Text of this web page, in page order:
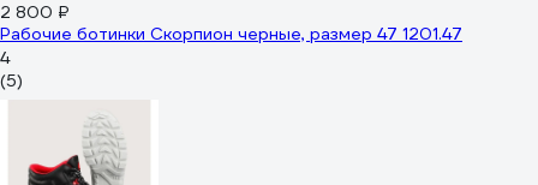
2 800 ₽
Рабочие ботинки Скорпион черные, размер 47 1201.47
4
(5)